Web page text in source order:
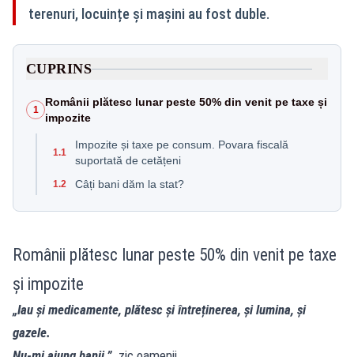
terenuri, locuințe și mașini au fost duble.
CUPRINS
1
Românii plătesc lunar peste 50% din venit pe taxe și
impozite
1.1
Impozite și taxe pe consum. Povara fiscală
suportată de cetățeni
1.2 Câți bani dăm la stat?
Românii plătesc lunar peste 50% din venit pe taxe
și impozite
„Iau și medicamente, plătesc și întreținerea, și lumina, și
gazele.